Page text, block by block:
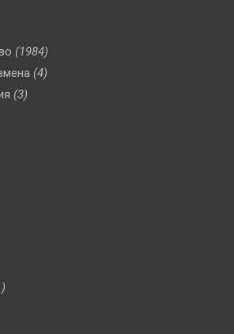
(1984)
(4)
(3)